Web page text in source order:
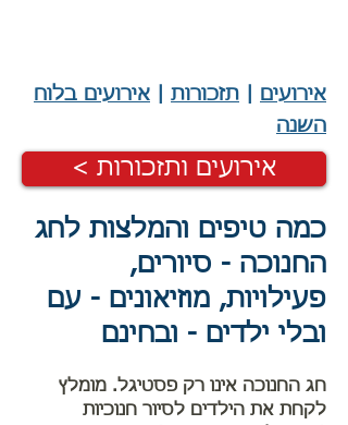
אירועים תזכורות
אירועים בלוח
השנה
< אירועים ותזכורות
כמה טיפים והמלצות לחג
החנוכה - סיורים,
פעילויות, מוזיאונים - עם
ובלי ילדים - ובחינם
חג החנוכה אינו רק פסטיגל. מומלץ
לקחת את הילדים לסיור חנוכיות